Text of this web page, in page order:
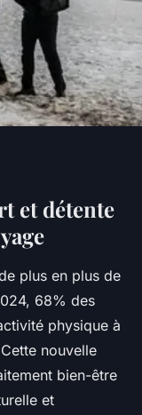
idéales
et détente
plus en plus de
68% des
physique à
nouvelle
bien-être
et